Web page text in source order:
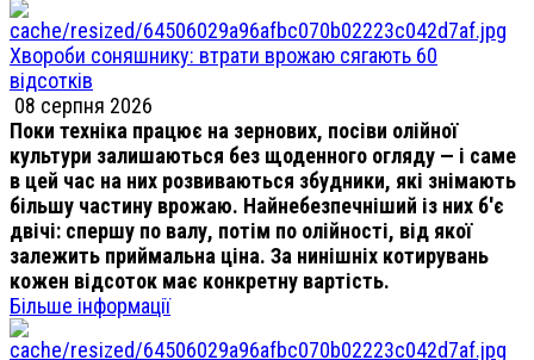
Хвороби соняшнику: втрати врожаю сягають 60
відсотків
08 серпня 2026
Поки техніка працює на зернових, посіви олійної
культури залишаються без щоденного огляду — і саме
в цей час на них розвиваються збудники, які знімають
більшу частину врожаю. Найнебезпечніший із них б'є
двічі: спершу по валу, потім по олійності, від якої
залежить приймальна ціна. За нинішніх котирувань
кожен відсоток має конкретну вартість.
Більше інформації